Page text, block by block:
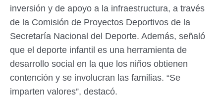
inversión y de apoyo a la infraestructura, a través
de la Comisión de Proyectos Deportivos de la
Secretaría Nacional del Deporte. Además, señaló
que el deporte infantil es una herramienta de
desarrollo social en la que los niños obtienen
contención y se involucran las familias. “Se
imparten valores”, destacó.